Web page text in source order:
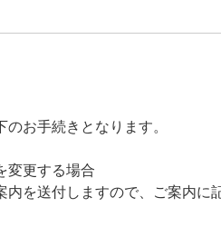
お手続きとなります。
変更する場合
内を送付しますので、ご案内に